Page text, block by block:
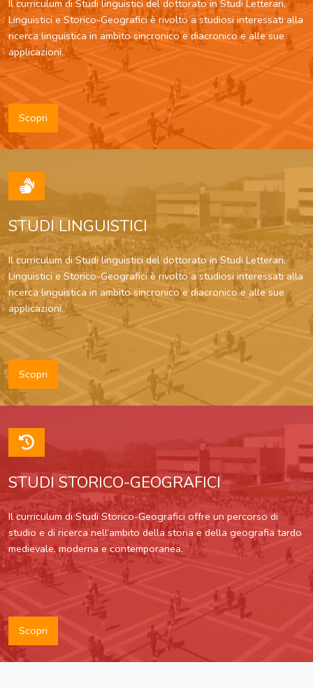
Il curriculum di Studi linguistici del dottorato in Studi Letterari,
Linguistici e Storico-Geografici è rivolto a studiosi interessati alla
ricerca linguistica in ambito sincronico e diacronico e alle sue
applicazioni.
Scopri
STUDI LINGUISTICI
Il curriculum di Studi linguistici del dottorato in Studi Letterari,
Linguistici e Storico-Geografici è rivolto a studiosi interessati alla
ricerca linguistica in ambito sincronico e diacronico e alle sue
applicazioni.
Scopri
STUDI STORICO-GEOGRAFICI
Il curriculum di Studi Storico-Geografici offre un percorso di
studio e di ricerca nell’ambito della storia e della geografia tardo
medievale, moderna e contemporanea.
Scopri